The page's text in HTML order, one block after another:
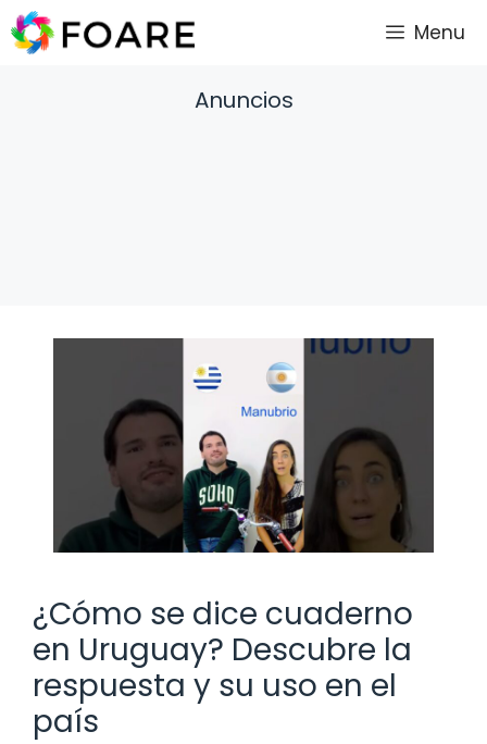
Saltar
al
Menu
Anuncios
¿Cómo se dice cuaderno
en Uruguay? Descubre la
respuesta y su uso en el
país